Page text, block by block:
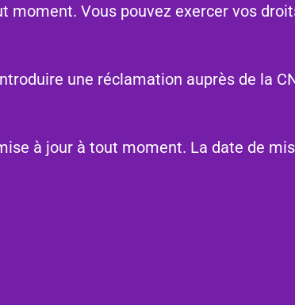
moment. Vous pouvez exercer vos
une réclamation auprès de la
à jour à tout moment. La date de